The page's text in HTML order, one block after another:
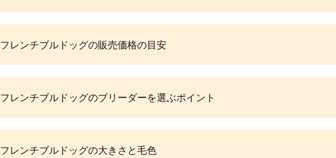
フレンチブルドッグの販売価格の目安
フレンチブルドッグのブリーダーを選ぶポイント
フレンチブルドッグの大きさと毛色